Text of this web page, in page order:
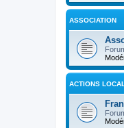
ASSOCIATION
ACTIONS